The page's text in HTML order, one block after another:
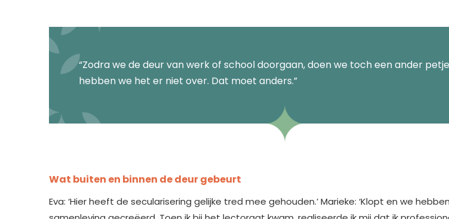
“Zodra we de deur van werk of school doorgaan, doen we toch een ander
hebben we het er niet over. Dat moet anders.”
Wat buiten en binnen de deur gebeurt
Eva: ‘Hier heeft de secularisering gelijke tred mee gehouden.’ Marieke: ‘Klopt en we